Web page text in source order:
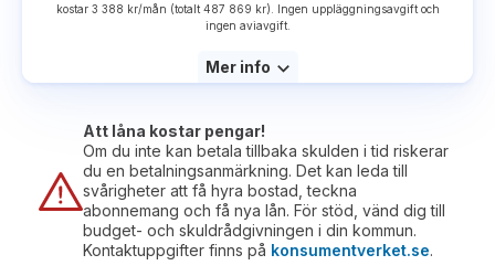
kostar 3 388 kr/mån (totalt 487 869 kr). Ingen uppläggningsavgift och
ingen aviavgift.
Mer info
Att låna kostar pengar!
Om du inte kan betala tillbaka skulden i tid riskerar
du en betalningsanmärkning. Det kan leda till
svårigheter att få hyra bostad, teckna
abonnemang och få nya lån. För stöd, vänd dig till
budget- och skuldrådgivningen i din kommun.
Kontaktuppgifter finns på konsumentverket.se.